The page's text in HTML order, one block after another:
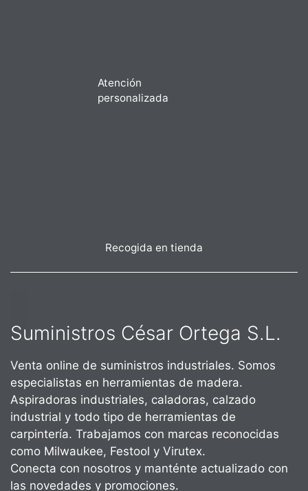
Atención
personalizada
Recogida en tienda
Suministros César Ortega S.L.
Venta online de suministros industriales. Somos
especialistas en herramientas de madera.
Aspiradoras industriales, caladoras, calzado
industrial y todo tipo de herramientas de
carpintería. Trabajamos con marcas reconocidas
como Milwaukee, Festool y Virutex.
Conecta con nosotros y manténte actualizado con
las novedades y promociones.